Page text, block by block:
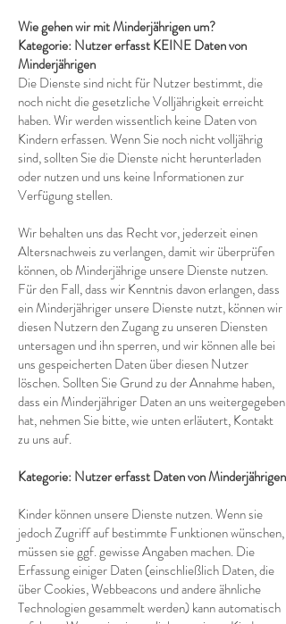
Wie gehen wir mit Minderjährigen um?
Kategorie: Nutzer erfasst KEINE Daten von
Minderjährigen
Die Dienste sind nicht für Nutzer bestimmt, die
noch nicht die gesetzliche Volljährigkeit erreicht
haben. Wir werden wissentlich keine Daten von
Kindern erfassen. Wenn Sie noch nicht volljährig
sind, sollten Sie die Dienste nicht herunterladen
oder nutzen und uns keine Informationen zur
Verfügung stellen.
Wir behalten uns das Recht vor, jederzeit einen
Altersnachweis zu verlangen, damit wir überprüfen
können, ob Minderjährige unsere Dienste nutzen.
Für den Fall, dass wir Kenntnis davon erlangen, dass
ein Minderjähriger unsere Dienste nutzt, können wir
diesen Nutzern den Zugang zu unseren Diensten
untersagen und ihn sperren, und wir können alle bei
uns gespeicherten Daten über diesen Nutzer
löschen. Sollten Sie Grund zu der Annahme haben,
dass ein Minderjähriger Daten an uns weitergegeben
hat, nehmen Sie bitte, wie unten erläutert, Kontakt
zu uns auf.
Kategorie: Nutzer erfasst Daten von Minderjährigen
Kinder können unsere Dienste nutzen. Wenn sie
jedoch Zugriff auf bestimmte Funktionen wünschen,
müssen sie ggf. gewisse Angaben machen. Die
Erfassung einiger Daten (einschließlich Daten, die
über Cookies, Webbeacons und andere ähnliche
Technologien gesammelt werden) kann automatisch